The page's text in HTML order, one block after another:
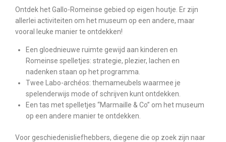
Ontdek het Gallo-Romeinse gebied op eigen houtje. Er zijn
allerlei activiteiten om het museum op een andere, maar
vooral leuke manier te ontdekken!
Een gloednieuwe ruimte gewijd aan kinderen en
Romeinse spelletjes: strategie, plezier, lachen en
nadenken staan op het programma.
Twee Labo-archéos: themameubels waarmee je
spelenderwijs mode of schrijven kunt ontdekken.
Een tas met spelletjes “Marmaille & Co” om het museum
op een andere manier te ontdekken.
Voor geschiedenisliefhebbers, diegene die op zoek zijn naar